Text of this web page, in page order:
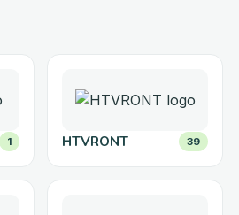
1 HTVRONT 39